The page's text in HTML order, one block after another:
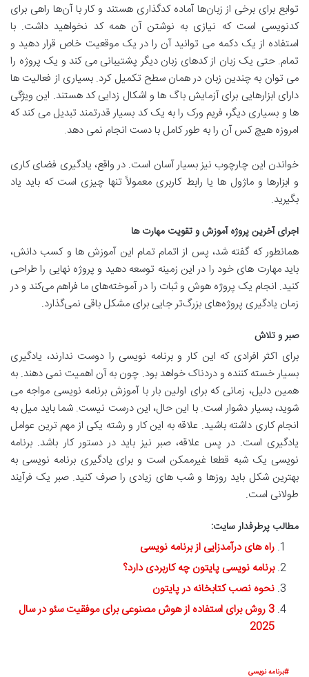
توابع برای برخی از زبان‌ها آماده کدگذاری هستند و کار با آن‌ها راهی برای
کدنویسی است که نیازی به نوشتن آن همه کد نخواهید داشت. با
استفاده از یک دکمه می توانید آن را در یک موقعیت خاص قرار دهید و
تمام. حتی یک زبان از کدهای زبان دیگر پشتیبانی می کند و یک پروژه را
می توان به چندین زبان در همان سطح تکمیل کرد. بسیاری از فعالیت ها
دارای ابزارهایی برای آزمایش باگ ها و اشکال زدایی کد هستند. این ویژگی
ها و بسیاری دیگر، فریم ورک را به یک کد بسیار قدرتمند تبدیل می کند که
امروزه هیچ کس آن را به طور کامل با دست انجام نمی دهد.
خواندن این چارچوب نیز بسیار آسان است. در واقع، یادگیری فضای کاری
و ابزارها و ماژول ها یا رابط کاربری معمولاً تنها چیزی است که باید یاد
بگیرید.
اجرای آخرین پروژه آموزش و تقویت مهارت ها
همانطور که گفته شد، پس از اتمام تمام این آموزش ها و کسب دانش،
باید مهارت های خود را در این زمینه توسعه دهید و پروژه نهایی را طراحی
کنید. انجام یک پروژه هوش و ثبات را در آموخته‌های ما فراهم می‌کند و در
زمان یادگیری پروژه‌های بزرگ‌تر جایی برای مشکل باقی نمی‌گذارد.
صبر و تلاش
برای اکثر افرادی که این کار و برنامه نویسی را دوست ندارند، یادگیری
بسیار خسته کننده و دردناک خواهد بود. چون به آن اهمیت نمی دهند. به
همین دلیل، زمانی که برای اولین بار با آموزش برنامه نویسی مواجه می
شوید، بسیار دشوار است. با این حال، این درست نیست. شما باید میل به
انجام کاری داشته باشید. علاقه به این کار و رشته یکی از مهم ترین عوامل
یادگیری است. در پس علاقه، صبر نیز باید در دستور کار باشد. برنامه
نویسی یک شبه قطعا غیرممکن است و برای یادگیری برنامه نویسی به
بهترین شکل باید روزها و شب های زیادی را صرف کنید. صبر یک فرآیند
طولانی است.
مطالب پرطرفدار سایت:
راه های درآمدزایی از برنامه نویسی
برنامه نویسی پایتون چه کاربردی دارد؟
نحوه نصب کتابخانه در پایتون
3 روش برای استفاده از هوش مصنوعی برای موفقیت سئو در سال
2025
برنامه نویسی